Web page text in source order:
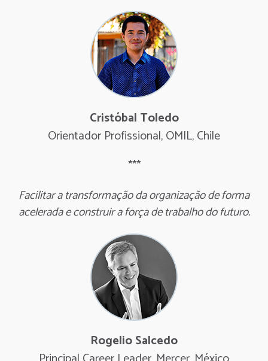
Cristóbal Toledo
Orientador Profissional, OMIL, Chile
***
Facilitar a transformação da organização de forma
acelerada e construir a força de trabalho do futuro.
Rogelio Salcedo